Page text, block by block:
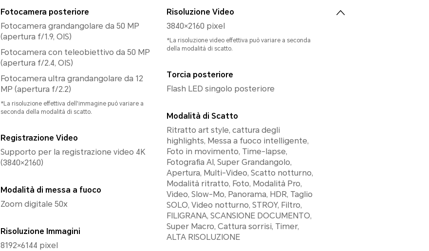
Fotocamera posteriore
Fotocamera grandangolare da 50 MP
(apertura f/1.9, OIS)
Fotocamera con teleobiettivo da 50 MP
(apertura f/2.4, OIS)
Fotocamera ultra grandangolare da 12
MP (apertura f/2.2)
*La risoluzione effettiva dell'immagine può variare a
seconda della modalità di scatto.
Registrazione Video
Supporto per la registrazione video 4K
(3840×2160)
Modalità di messa a fuoco
Zoom digitale 50x
Risoluzione Immagini
8192×6144 pixel
Risoluzione Video
3840×2160 pixel
*La risoluzione video effettiva può variare a seconda
della modalità di scatto.
Torcia posteriore
Flash LED singolo posteriore
Modalità di Scatto
Ritratto art style, cattura degli
highlights, Messa a fuoco intelligente,
Foto in movimento, Time-lapse,
Fotografia AI, Super Grandangolo,
Apertura, Multi-Video, Scatto notturno,
Modalità ritratto, Foto, Modalità Pro,
Video, Slow-Mo, Panorama, HDR, Taglio
SOLO, Video notturno, STROY, Filtro,
FILIGRANA, SCANSIONE DOCUMENTO,
Super Macro, Cattura sorrisi, Timer,
ALTA RISOLUZIONE